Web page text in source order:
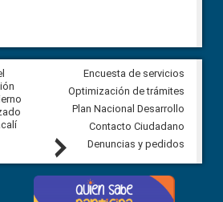
Veeduría para vigilar los
derivados de la Audiencia
comunidad Urbina, parroquia
Carolina
5 agosto, 2026
Next
Encuesta de servicios
Optimización de trámites
Plan Nacional Desarrollo
Contacto Ciudadano
Denuncias y pedidos